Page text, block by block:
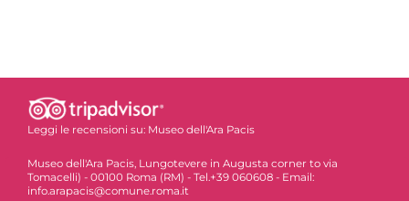
Leggi le recensioni su: Museo dell'Ara Pacis
Museo dell'Ara Pacis, Lungotevere in Augusta corner to via
Tomacelli) - 00100 Roma (RM) - Tel.+39 060608 - Email:
info.arapacis@comune.roma.it